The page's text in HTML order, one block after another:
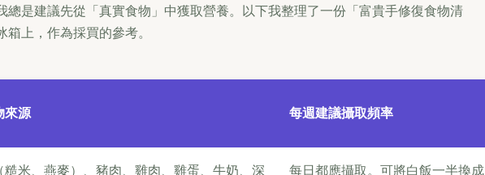
總是建議先從「真實食物」中獲取營養。以下我整理了一份「富貴手修復食物清
上，作為採買的參考。
來源 每週建議攝取頻率
糙米、燕麥）、豬肉、雞肉、雞蛋、牛奶、深
每日都應攝取。可將白飯一半換成